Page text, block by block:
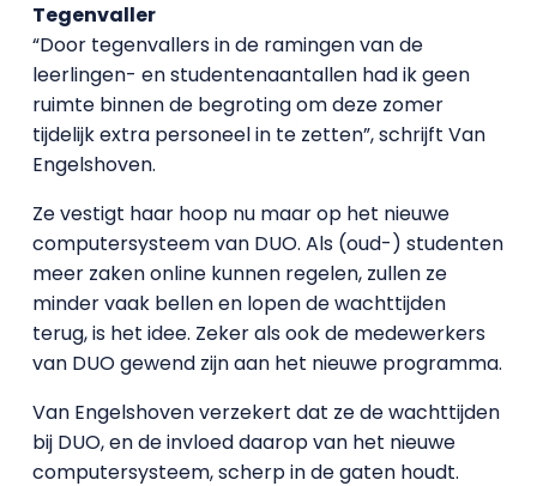
Tegenvaller
“Door tegenvallers in de ramingen van de
leerlingen- en studentenaantallen had ik geen
ruimte binnen de begroting om deze zomer
tijdelijk extra personeel in te zetten”, schrijft Van
Engelshoven.
Ze vestigt haar hoop nu maar op het nieuwe
computersysteem van DUO. Als (oud-) studenten
meer zaken online kunnen regelen, zullen ze
minder vaak bellen en lopen de wachttijden
terug, is het idee. Zeker als ook de medewerkers
van DUO gewend zijn aan het nieuwe programma.
Van Engelshoven verzekert dat ze de wachttijden
bij DUO, en de invloed daarop van het nieuwe
computersysteem, scherp in de gaten houdt.